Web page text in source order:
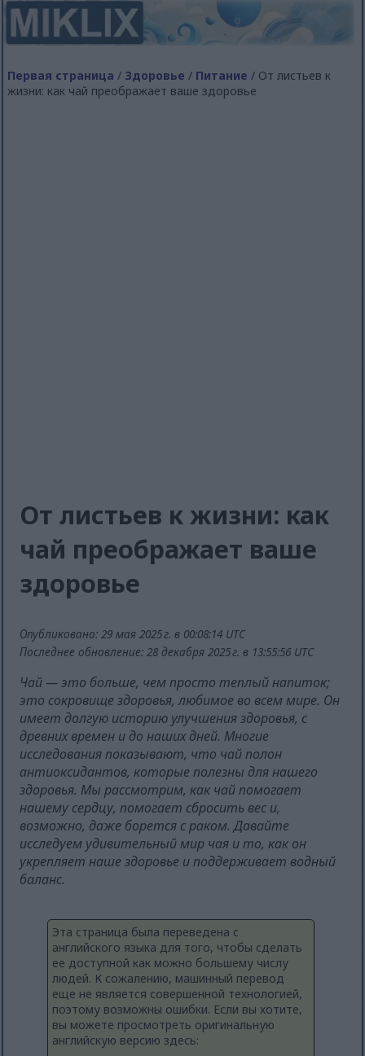
Первая страница / Здоровье / Питание / От листьев к
жизни: как чай преображает ваше здоровье
От листьев к жизни: как
чай преображает ваше
здоровье
Опубликовано: 29 мая 2025 г. в 00:08:14 UTC
Последнее обновление: 28 декабря 2025 г. в 13:55:56 UTC
Чай — это больше, чем просто теплый напиток;
это сокровище здоровья, любимое во всем мире. Он
имеет долгую историю улучшения здоровья, с
древних времен и до наших дней. Многие
исследования показывают, что чай полон
антиоксидантов, которые полезны для нашего
здоровья. Мы рассмотрим, как чай помогает
нашему сердцу, помогает сбросить вес и,
возможно, даже борется с раком. Давайте
исследуем удивительный мир чая и то, как он
укрепляет наше здоровье и поддерживает водный
баланс.
Эта страница была переведена с
английского языка для того, чтобы сделать
ее доступной как можно большему числу
людей. К сожалению, машинный перевод
еще не является совершенной технологией,
поэтому возможны ошибки. Если вы хотите,
вы можете просмотреть оригинальную
английскую версию здесь: